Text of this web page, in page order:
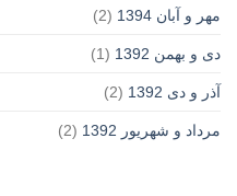
مهر و آبان 1394 (2)
دی و بهمن 1392 (1)
آذر و دی 1392 (2)
مرداد و شهریور 1392 (2)